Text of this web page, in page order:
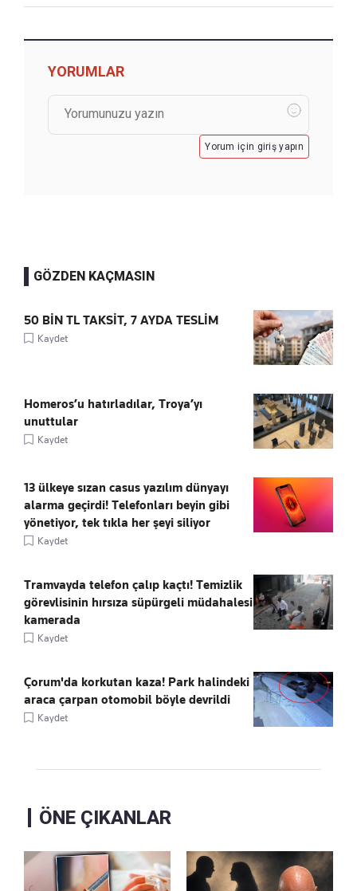
YORUMLAR
Yorum için giriş yapın
GÖZDEN KAÇMASIN
50 BİN TL TAKSİT, 7 AYDA TESLİM
Kaydet
Homeros’u hatırladılar, Troya’yı
unuttular
Kaydet
13 ülkeye sızan casus yazılım dünyayı
alarma geçirdi! Telefonları beyin gibi
yönetiyor, tek tıkla her şeyi siliyor
Kaydet
Tramvayda telefon çalıp kaçtı! Temizlik
görevlisinin hırsıza süpürgeli müdahalesi
kamerada
Kaydet
Çorum'da korkutan kaza! Park halindeki
araca çarpan otomobil böyle devrildi
Kaydet
ÖNE ÇIKANLAR